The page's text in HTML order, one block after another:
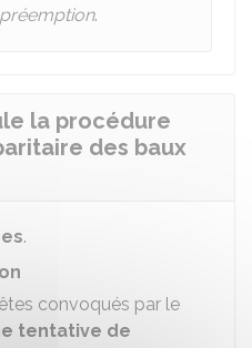
.
la procédure
des baux
.
convoqués par le
tentative de